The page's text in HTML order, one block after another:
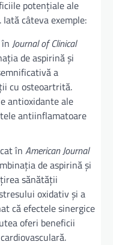
potențiale ale
câteva exemple:
Journal of Clinical
de aspirină și
a
cu osteoartrită.
antioxidante ale
antiinflamatoare
în American Journal
de aspirină și
sănătății
oxidativ și a
că efectele sinergice
oferi beneficii